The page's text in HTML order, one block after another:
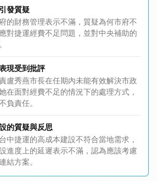
發質疑
的財務管理表示不滿，質疑為何市府不
對捷運經費不足問題，並對中央補助的
現受到批評
盧秀燕市長在任期內未能有效解決市政
在面對經費不足的情況下的處理方式，
負責任。
的質疑與反思
中捷運的高成本建設不符合當地需求，
進度上的延遲表示不滿，認為應該考慮
結方案。